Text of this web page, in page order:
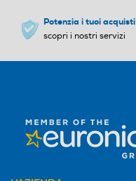
Potenzia i tuoi acquisti
scopri i nostri servizi